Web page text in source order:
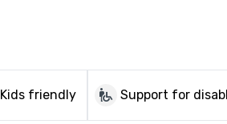
Kids friendly wheelchair_pickup Support for